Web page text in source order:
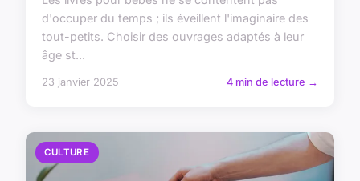
d'occuper du temps ; ils éveillent l'imaginaire des
tout-petits. Choisir des ouvrages adaptés à leur
âge st...
23 janvier 2025 4 min de lecture →
CULTURE